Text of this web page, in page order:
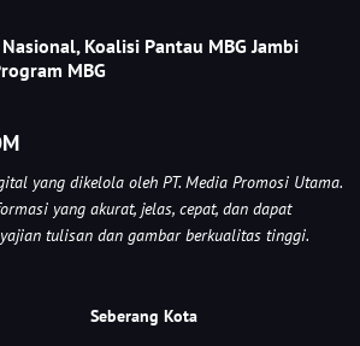
Koalisi Pantau MBG Jambi
MBG
yang dikelola oleh PT. Media Promosi Utama.
yang akurat, jelas, cepat, dan dapat
tulisan dan gambar berkualitas tinggi.
Seberang Kota